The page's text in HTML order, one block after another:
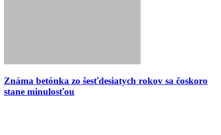
Známa betónka zo šesťdesiatych rokov sa čoskoro
stane minulosťou